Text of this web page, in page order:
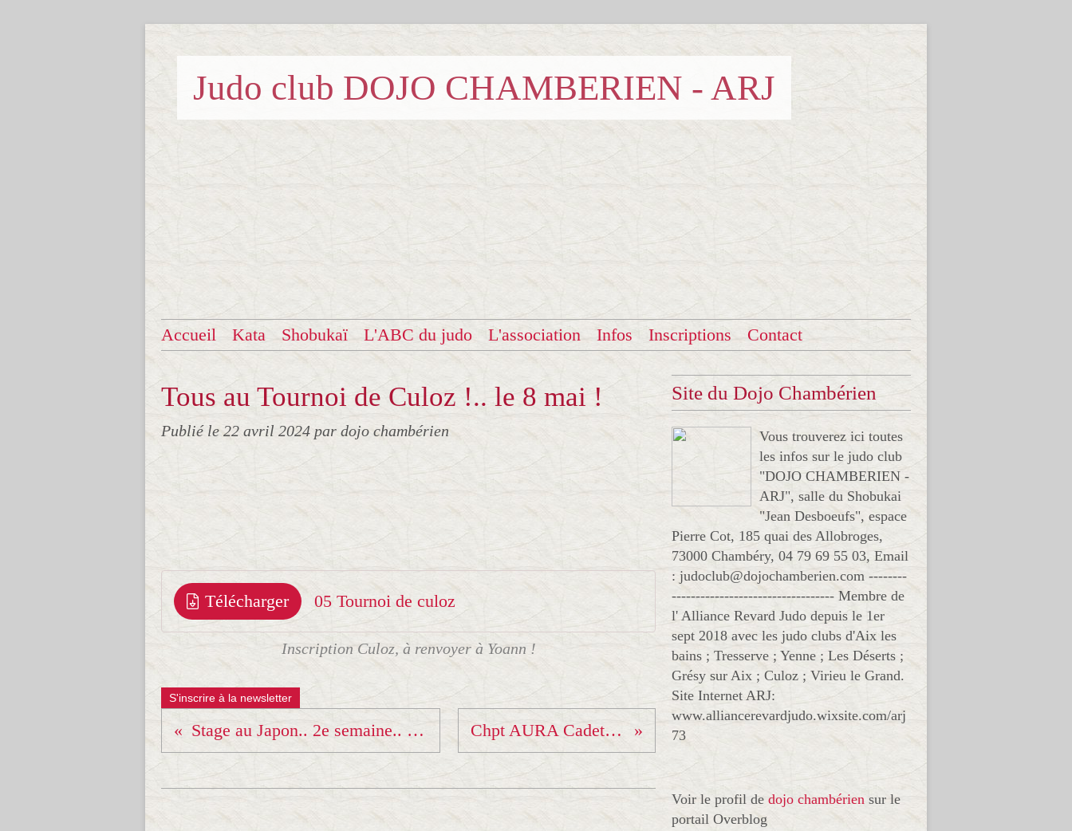
Judo club DOJO CHAMBERIEN - ARJ
Accueil Kata Shobukaï L'ABC du judo L'association Infos Inscriptions Contact
Tous au Tournoi de Culoz !.. le 8 mai !
Publié le 22 avril 2024 par dojo chambérien
Télécharger 05 Tournoi de culoz
Inscription Culoz, à renvoyer à Yoann !
S'inscrire à la newsletter
Stage au Japon.. 2e semaine.. au Kodokan !i Chpt AURA Cadets Espoirs !
Site du Dojo Chambérien
Vous trouverez ici toutes
les infos sur le judo club
"DOJO CHAMBERIEN -
ARJ", salle du Shobukai
"Jean Desboeufs", espace
Pierre Cot, 185 quai des Allobroges,
73000 Chambéry, 04 79 69 55 03, Email
: judoclub@dojochamberien.com --------
---------------------------------- Membre de
l' Alliance Revard Judo depuis le 1er
sept 2018 avec les judo clubs d'Aix les
bains ; Tresserve ; Yenne ; Les Déserts ;
Grésy sur Aix ; Culoz ; Virieu le Grand.
Site Internet ARJ:
www.alliancerevardjudo.wixsite.com/arj
73
Voir le profil de dojo chambérien sur le
portail Overblog